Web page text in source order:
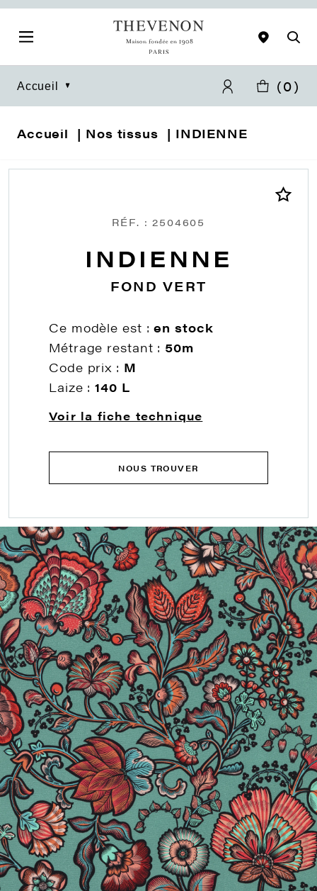
Accueil (0)
Accueil Nos tissus INDIENNE
RÉF. : 2504605
INDIENNE
FOND VERT
Ce modèle est :en stock
Métrage restant : 50m
Code prix : M
Laize :140 L
Voir la fiche technique
NOUS TROUVER